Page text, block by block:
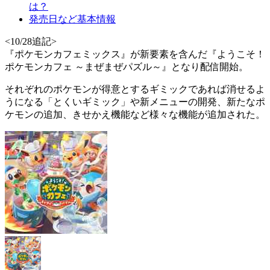
は？
発売日など基本情報
<10/28追記>
『ポケモンカフェミックス』が新要素を含んだ『ようこそ！
ポケモンカフェ ～まぜまぜパズル～ 』となり配信開始。
それぞれのポケモンが得意とするギミックであれば消せる よ
うになる「 とくいギミック 」や新メニューの開発 、新たなポ
ケモンの追加、きせかえ機能など様々な機能が追加された。